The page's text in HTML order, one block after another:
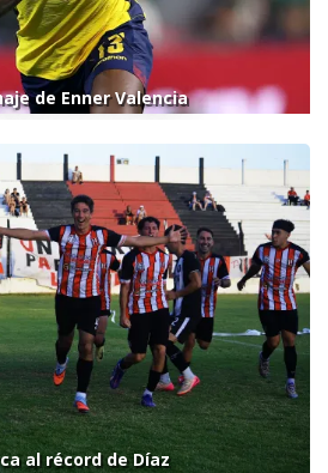
de Enner Valencia
al récord de Díaz